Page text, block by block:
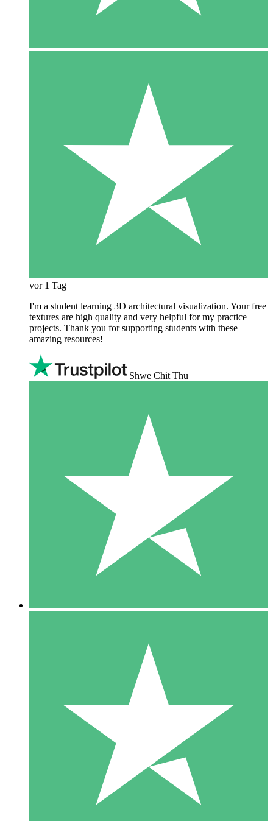
vor 1 Tag
I'm a student learning 3D architectural visualization. Your free
textures are high quality and very helpful for my practice
projects. Thank you for supporting students with these
amazing resources!
Shwe Chit Thu